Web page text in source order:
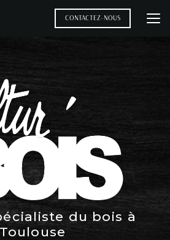
CONTACTEZ-NOUS
du bois à
Toulouse